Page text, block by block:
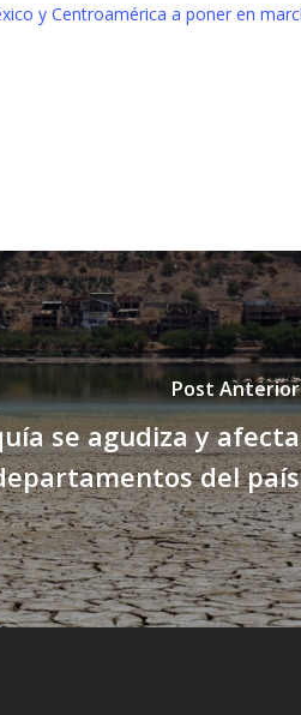
y Centroamérica a poner en
Post Anterior
se agudiza y afecta
del país